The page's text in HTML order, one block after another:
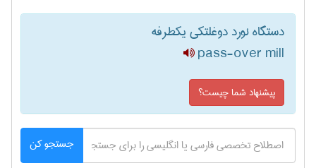
دستگاه نورد دوغلتکی یکطرفه
pass-over mill
پیشنهاد شما چیست؟
جستجو کن